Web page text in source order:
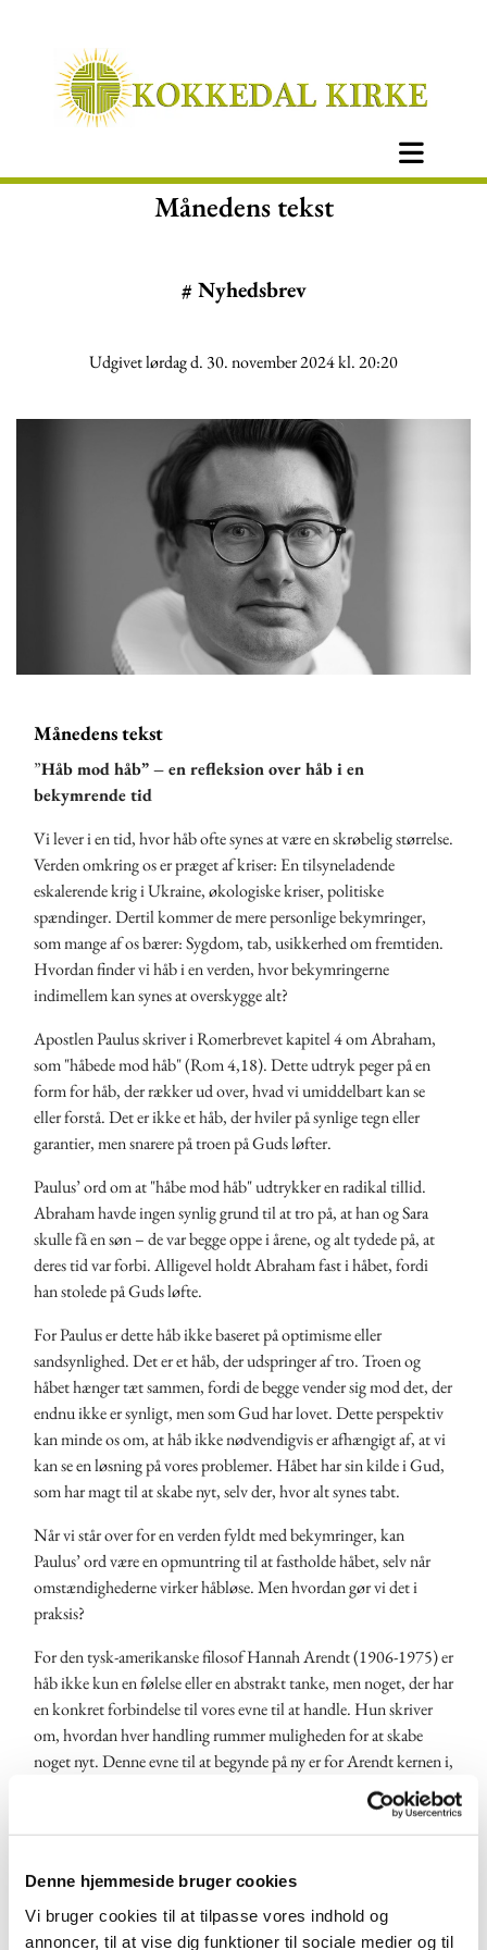
Denne hjemmeside bruger cookies
Vi bruger cookies til at tilpasse vores indhold og
annoncer, til at vise dig funktioner til sociale medier og til
Månedens tekst
#Nyhedsbrev
Udgivet lørdag d. 30. november 2024 kl. 20:20
Månedens tekst
”Håb mod håb” – en refleksion over håb i en
bekymrende tid
Vi lever i en tid, hvor håb ofte synes at være en skrøbelig størrelse.
Verden omkring os er præget af kriser: En tilsyneladende
eskalerende krig i Ukraine, økologiske kriser, politiske
spændinger. Dertil kommer de mere personlige bekymringer,
som mange af os bærer: Sygdom, tab, usikkerhed om fremtiden.
Hvordan finder vi håb i en verden, hvor bekymringerne
indimellem kan synes at overskygge alt?
Apostlen Paulus skriver i Romerbrevet kapitel 4 om Abraham,
som "håbede mod håb" (Rom 4,18). Dette udtryk peger på en
form for håb, der rækker ud over, hvad vi umiddelbart kan se
eller forstå. Det er ikke et håb, der hviler på synlige tegn eller
garantier, men snarere på troen på Guds løfter.
Paulus’ ord om at "håbe mod håb" udtrykker en radikal tillid.
Abraham havde ingen synlig grund til at tro på, at han og Sara
skulle få en søn – de var begge oppe i årene, og alt tydede på, at
deres tid var forbi. Alligevel holdt Abraham fast i håbet, fordi
han stolede på Guds løfte.
For Paulus er dette håb ikke baseret på optimisme eller
sandsynlighed. Det er et håb, der udspringer af tro. Troen og
håbet hænger tæt sammen, fordi de begge vender sig mod det, der
endnu ikke er synligt, men som Gud har lovet. Dette perspektiv
kan minde os om, at håb ikke nødvendigvis er afhængigt af, at vi
kan se en løsning på vores problemer. Håbet har sin kilde i Gud,
som har magt til at skabe nyt, selv der, hvor alt synes tabt.
Når vi står over for en verden fyldt med bekymringer, kan
Paulus’ ord være en opmuntring til at fastholde håbet, selv når
omstændighederne virker håbløse. Men hvordan gør vi det i
praksis?
For den tysk-amerikanske filosof Hannah Arendt (1906-1975) er
håb ikke kun en følelse eller en abstrakt tanke, men noget, der har
en konkret forbindelse til vores evne til at handle. Hun skriver
om, hvordan hver handling rummer muligheden for at skabe
noget nyt. Denne evne til at begynde på ny er for Arendt kernen i,
Arendt ser handling som noget, der altid sker i fællesskab. Vi er
andres handlinger påvirker os. Derfor kan håb ikke reduceres til
noget individuelt. Det er en kraft, der opstår i fællesskabet, hvor
vi sammen tager ansvar for verden.